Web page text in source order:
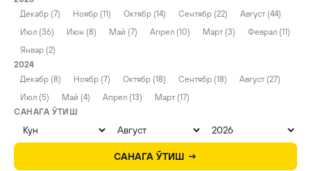
Декабр (7)
Ноябр (11) Октябр (14) Сентябр (22)
Август (44)
Июл (36)
Июн (8) Май (7) Апрел (10) Март (3)
Феврал (11)
Январ (2)
2024
Декабр (8)
Ноябр (7) Октябр (18) Сентябр (18)
Август (27)
Июл (5)
Май (4) Апрел (13)
Март (17)
САНАГА ЎТИШ
САНАГА ЎТИШ →